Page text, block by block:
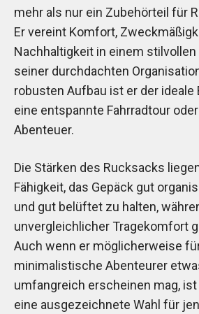
mehr als nur ein Zubehörteil für
Er vereint Komfort,
Nachhaltigkeit in einem stilvollen
seiner durchdachten
robusten Aufbau ist er der ideale
eine entspannte Fahrradtour
Abenteuer.
Die Stärken des Rucksacks
Fähigkeit, das Gepäck gut
und gut belüftet zu halten,
unvergleichlicher Tragekomfort
Auch wenn er möglicherweise
minimalistische Abenteurer
umfangreich erscheinen mag,
eine ausgezeichnete Wahl für